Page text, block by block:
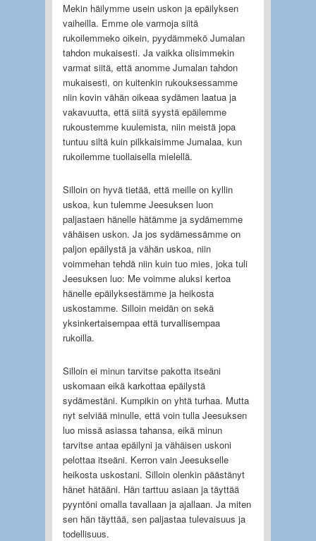
Mekin häilymme usein uskon ja epäilyksen
vaiheilla. Emme ole varmoja siitä
rukoilemmeko oikein, pyydämmekö Jumalan
tahdon mukaisesti. Ja vaikka olisimmekin
varmat siitä, että anomme Jumalan tahdon
mukaisesti, on kuitenkin rukouksessamme
niin kovin vähän oikeaa sydämen laatua ja
vakavuutta, että siitä syystä epäilemme
rukoustemme kuulemista, niin meistä jopa
tuntuu siltä kuin pilkkaisimme Jumalaa, kun
rukoilemme tuollaisella mielellä.
Silloin on hyvä tietää, että meille on kyllin
uskoa, kun tulemme Jeesuksen luon
paljastaen hänelle hätämme ja sydämemme
vähäisen uskon. Ja jos sydämessämme on
paljon epäilystä ja vähän uskoa, niin
voimmehan tehdä niin kuin tuo mies, joka tuli
Jeesuksen luo: Me voimme aluksi kertoa
hänelle epäilyksestämme ja heikosta
uskostamme. Silloin meidän on sekä
yksinkertaisempaa että turvallisempaa
rukoilla.
Silloin ei minun tarvitse pakotta itseäni
uskomaan eikä karkottaa epäilystä
sydämestäni. Kumpikin on yhtä turhaa. Mutta
nyt selviää minulle, että voin tulla Jeesuksen
luo missä asiassa tahansa, eikä minun
tarvitse antaa epäilyni ja vähäisen uskoni
pelottaa itseäni. Kerron vain Jeesukselle
heikosta uskostani. Silloin olenkin päästänyt
hänet hätääni. Hän tarttuu asiaan ja täyttää
pyyntöni omalla tavallaan ja ajallaan. Ja miten
sen hän täyttää, sen paljastaa tulevaisuus ja
todellisuus.